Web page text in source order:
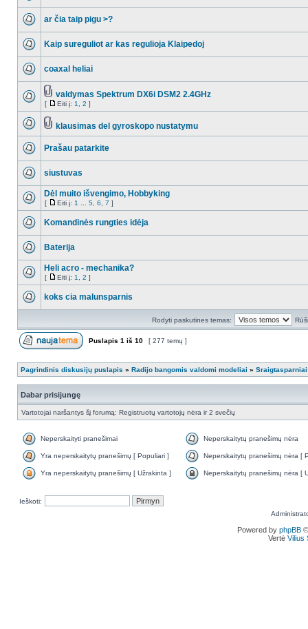
ar čia taip pigu >?
Kaip sureguliot ar kas regulioja Klaipedoj
coaxal heliai
valdymas Spektrum DX6i DSM2 2.4GHz
[ Eiti į: 1 2 ]
klausimas del gyroskopo nustatymu
Prašau patarkite
siustuvas
Dėl muito išvengimo, Hobbyking
[ Eiti į: 1 5 6 7 ]
Komandinės rungties idėja
Baterija
Heli acro - mechanika?
[ Eiti į: 1 2 ]
koks cia malunsparnis
Rodyti paskutines temas:
Puslapis 1 iš 10 [ 277 temų ]
Pagrindinis diskusijų puslapis » Radijo bangomis valdomi modeliai » Sraigtasparniai
Dabar prisijungę
Vartotojai naršantys šį forumą: Registruotų vartotojų nėra ir 2 svečių
Neperskaityti pranešimai Neperskaitytų pranešimų nėra
Yra neperskaitytų pranešimų [ Populiari ] Neperskaitytų pranešimų nėra [
Yra neperskaitytų pranešimų [ Užrakinta ] Neperskaitytų pranešimų nėra [
Ieškoti:
Powered by phpBB
Vertė Vilius